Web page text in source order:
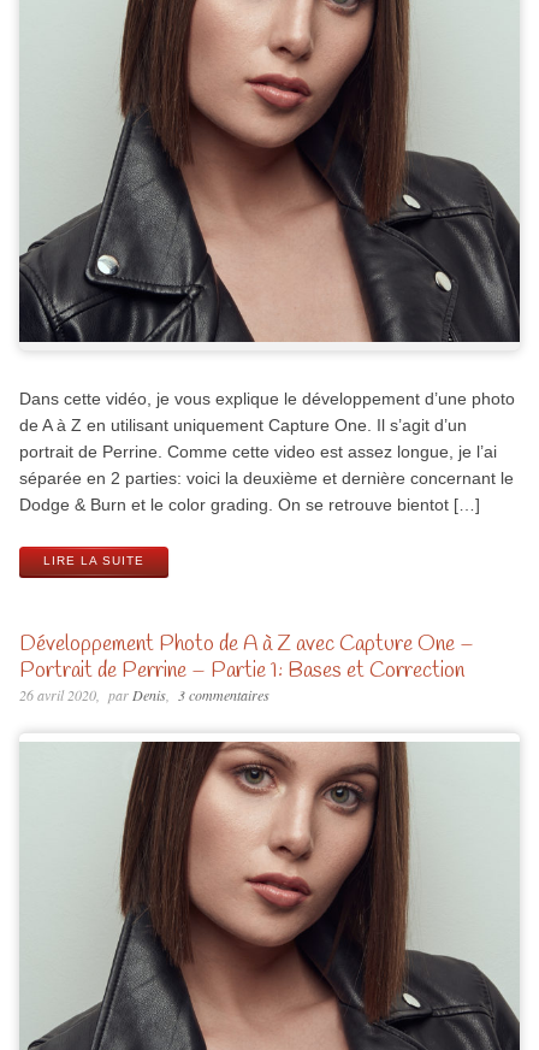
Dans cette vidéo, je vous explique le développement d’une photo
de A à Z en utilisant uniquement Capture One. Il s’agit d’un
portrait de Perrine. Comme cette video est assez longue, je l’ai
séparée en 2 parties: voici la deuxième et dernière concernant le
Dodge & Burn et le color grading. On se retrouve bientot […]
LIRE LA SUITE
Développement Photo de A à Z avec Capture One –
Portrait de Perrine – Partie 1: Bases et Correction
26 avril 2020 par Denis 3 commentaires